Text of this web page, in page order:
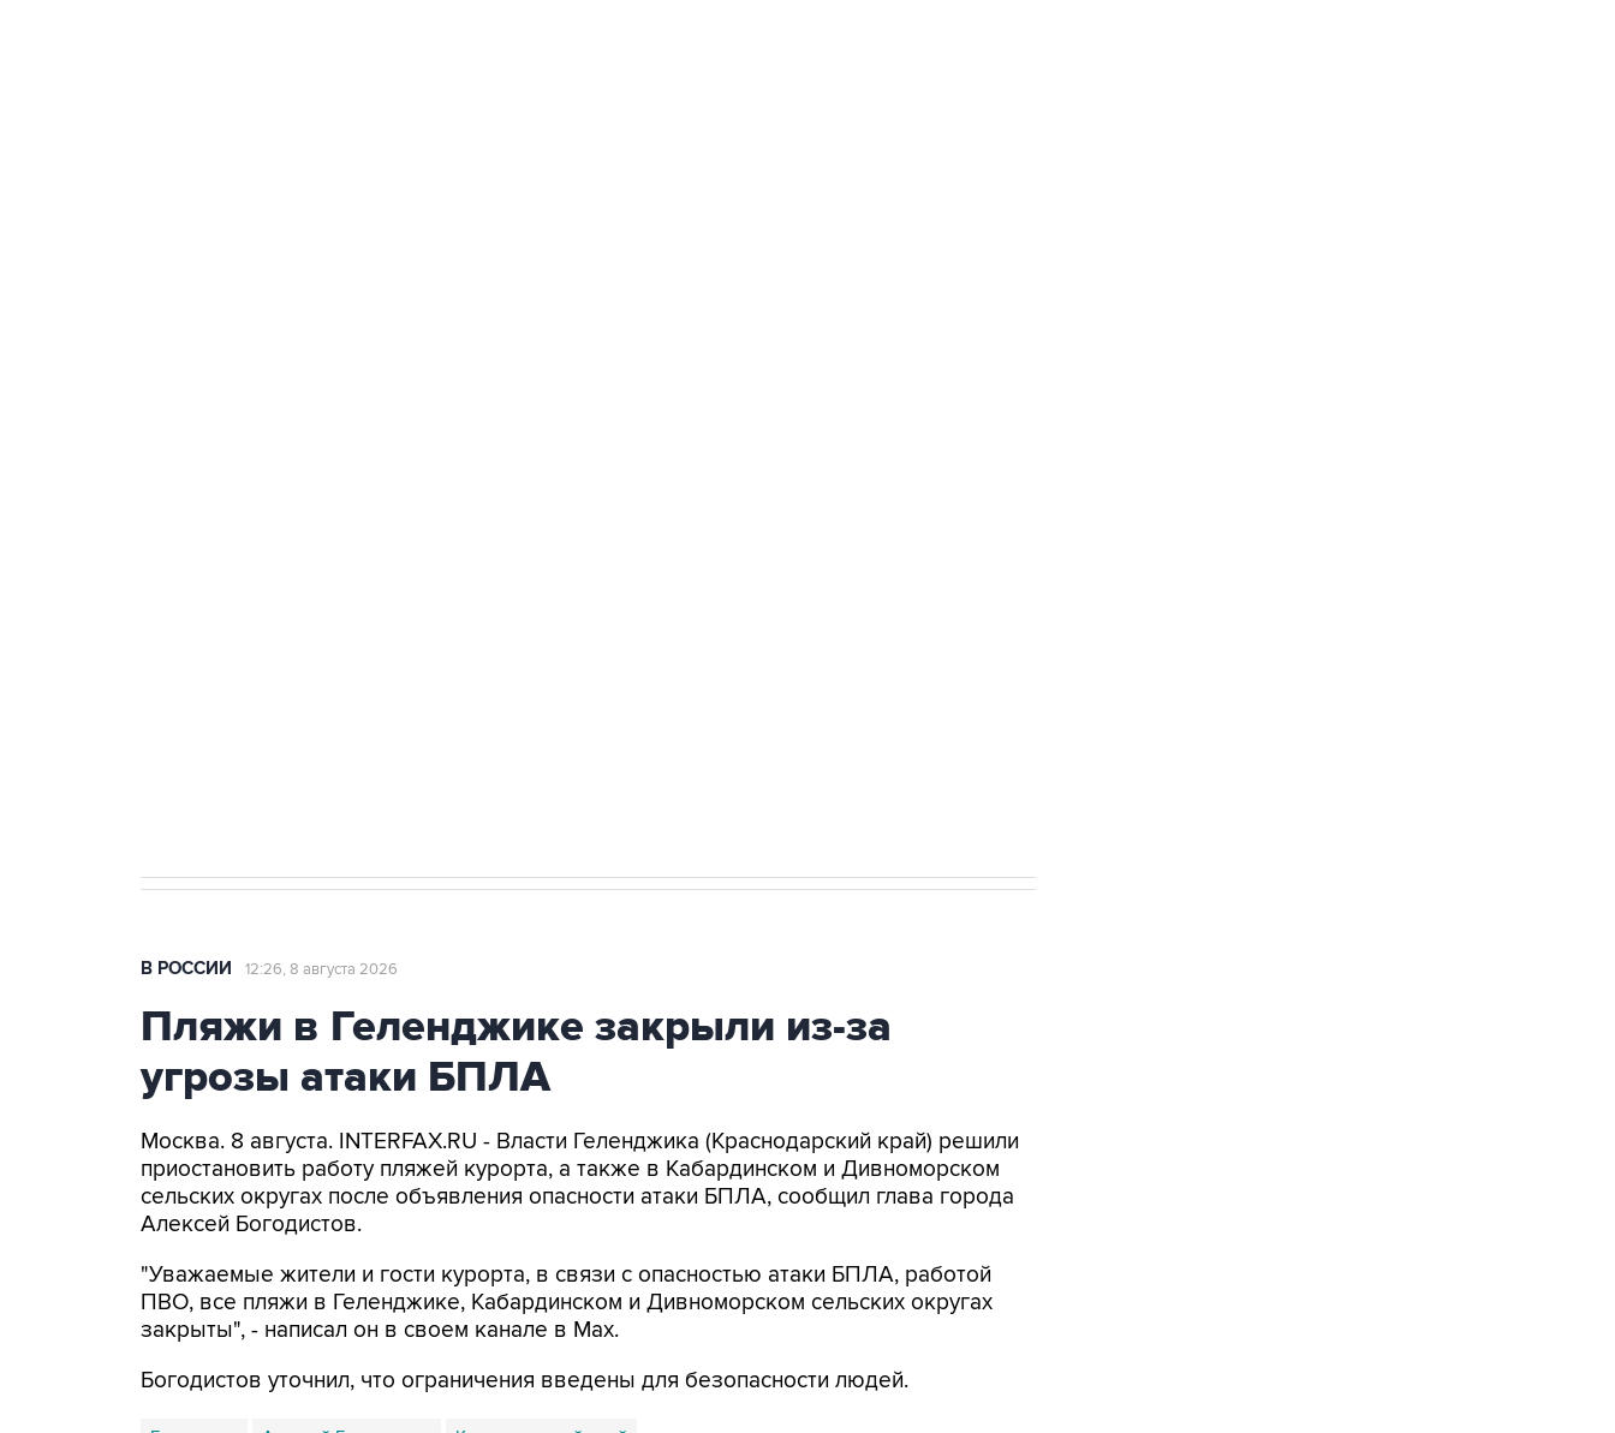
В РОССИИ 12:26, 8 августа 2026
Пляжи в Геленджике закрыли из-за
угрозы атаки БПЛА
Москва. 8 августа. INTERFAX.RU - Власти Геленджика (Краснодарский край) решили
приостановить работу пляжей курорта, а также в Кабардинском и Дивноморском
сельских округах после объявления опасности атаки БПЛА, сообщил глава города
Алексей Богодистов.
"Уважаемые жители и гости курорта, в связи с опасностью атаки БПЛА, работой
ПВО, все пляжи в Геленджике, Кабардинском и Дивноморском сельских округах
закрыты", - написал он в своем канале в Max.
Богодистов уточнил, что ограничения введены для безопасности людей.